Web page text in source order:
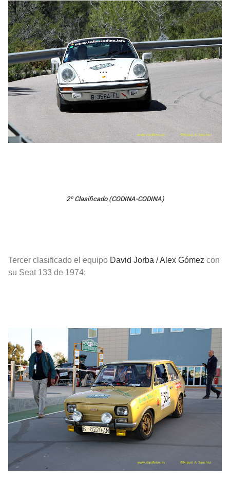
2º Clasificado (CODINA-CODINA)
Tercer clasificado el equipo David Jorba / Alex Gómez con
su Seat 133 de 1974: